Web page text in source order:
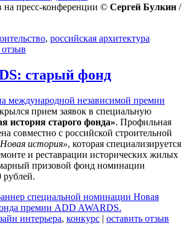
на пресс-конференции © Сергей Булкин /
, российская архитектура
отзыв
старый фонд
международной независимой премии
прием заявок в специальную
история старого фонда». Профильная
совместно с российской строительной
история», которая специализируется
и реставрации исторических жилых
призовой фонд номинации
рублей.
интерьера, конкурс | оставить отзыв